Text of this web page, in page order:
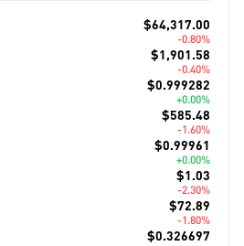
$64,317.00
-0.80%
$1,901.58
-0.40%
$0.999282
+0.00%
$585.48
-1.60%
$0.99961
+0.00%
$1.03
-2.30%
$72.89
-1.80%
$0.326697